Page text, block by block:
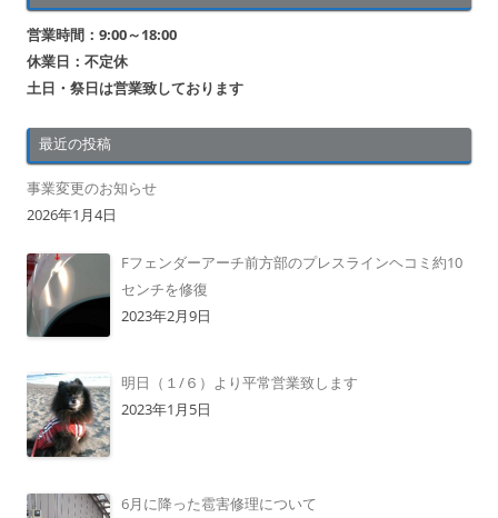
営業時間：9:00～18:00
休業日：不定休
土日・祭日は営業致しております
最近の投稿
事業変更のお知らせ
2026年1月4日
Fフェンダーアーチ前方部のプレスラインヘコミ約10
センチを修復
2023年2月9日
明日（１/６）より平常営業致します
2023年1月5日
6月に降った雹害修理について